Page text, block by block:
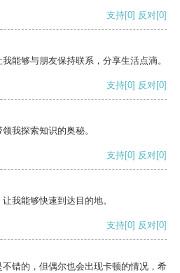
支持[0] 反对[0]
能够与朋友保持联系，分享生活点滴。
支持[0] 反对[0]
我探索知识的奥秘。
支持[0] 反对[0]
我能够快速到达目的地。
支持[0] 反对[0]
错的，但偶尔也会出现卡顿的情况，希